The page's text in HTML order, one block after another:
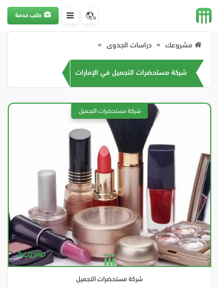
EN طلب خدمة
مشروعك دراسات الجدوى
شركة مستحضرات التجميل في الإمارات
شركة مستحضرات التجميل